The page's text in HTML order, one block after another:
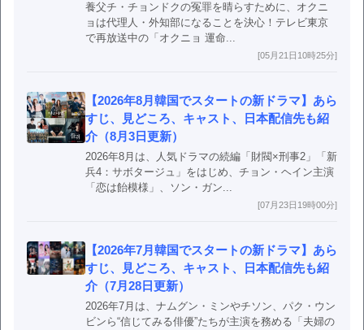
養父チ・チョンドクの冤罪を晴らすために、オクニ
ョは代理人・外知部になることを決心！テレビ東京
で再放送中の「オクニョ 運命...
[05月21日10時25分]
【2026年8月韓国でスタートの新ドラマ】あら
すじ、見どころ、キャスト、日本配信先も紹
介（8月3日更新）
2026年8月は、人気ドラマの続編「財閥×刑事2」「新
兵4：サボタージュ」をはじめ、チョン・ヘイン主演
「恋は飴模様」、ソン・ガン...
[07月23日19時00分]
【2026年7月韓国でスタートの新ドラマ】あら
すじ、見どころ、キャスト、日本配信先も紹
介（7月28日更新）
2026年7月は、ナムグン・ミンやチソン、パク・ウン
ビンら“信じてみる俳優”たちが主演を務める「夫婦の